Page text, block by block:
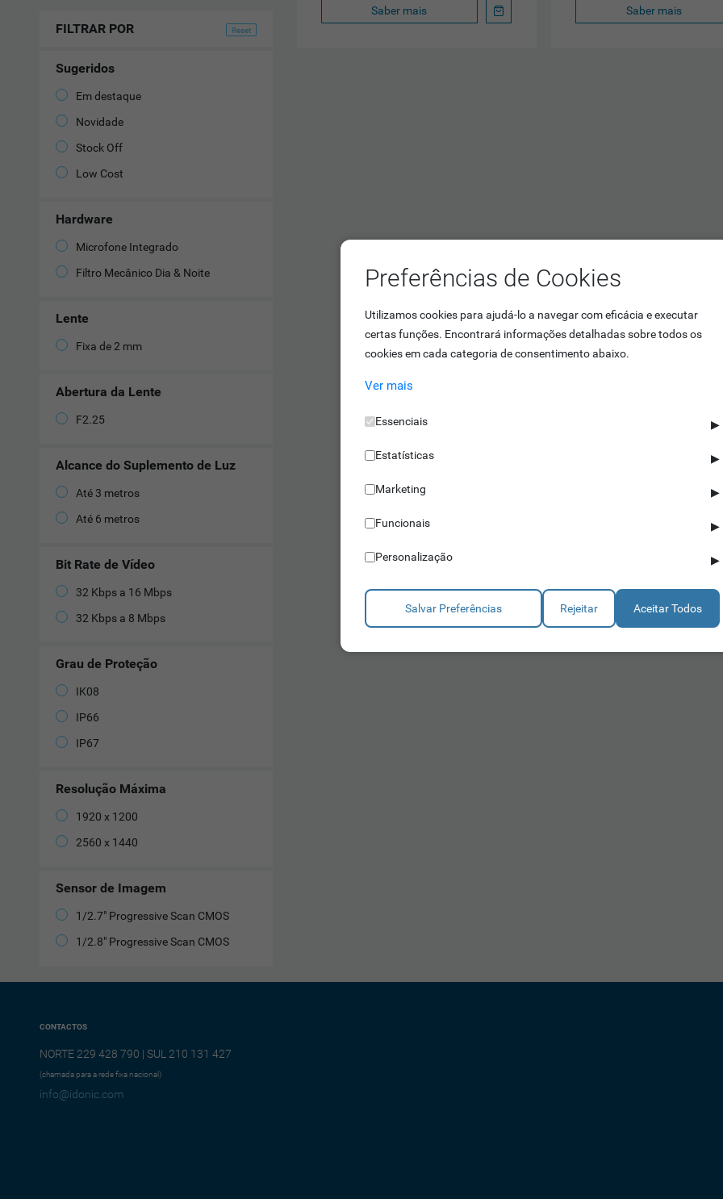
FILTRAR POR
Sugeridos
Em destaque
Novidade
Stock Off
Low Cost
Hardware
Microfone Integrado
Filtro Mecânico Dia & Noite
Lente
Fixa de 2 mm
Abertura da Lente
F2.25
Alcance do Suplemento de Luz
Até 3 metros
Até 6 metros
Bit Rate de Vídeo
32 Kbps a 16 Mbps
32 Kbps a 8 Mbps
Grau de Proteção
IK08
IP66
IP67
Resolução Máxima
1920 x 1200
2560 x 1440
Sensor de Imagem
1/2.7" Progressive Scan CMOS
1/2.8" Progressive Scan CMOS
Saber mais Saber mais
CONTACTOS
NORTE 229 428 790 | SUL 210 131 427
(chamada para a rede fixa nacional)
info@idonic.com
Preferências de Cookies
Utilizamos cookies para ajudá-lo a navegar com eficácia e executar
certas funções. Encontrará informações detalhadas sobre todos os
cookies em cada categoria de consentimento abaixo.
Ver mais
Essenciais ▶
Estatísticas ▶
Marketing ▶
Funcionais ▶
Personalização ▶
Salvar Preferências Rejeitar Aceitar Todos